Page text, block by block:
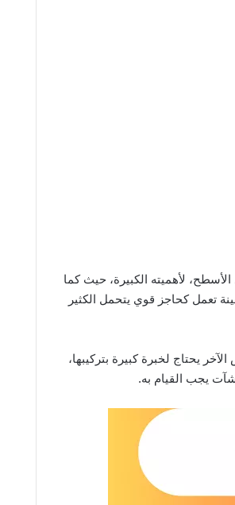
لأهميته الكبيرة، حيث كما
تعمل كحاجز قوي يتحمل الكثير
يحتاج لخبرة كبيرة بتركيبها،
يجب القيام به.